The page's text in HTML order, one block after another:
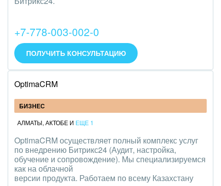
+7-778-003-002-0
ПОЛУЧИТЬ КОНСУЛЬТАЦИЮ
OptimaCRM
БИЗНЕС
АЛМАТЫ, АКТОБЕ И ЕЩЕ 1
OptimaCRM осуществляет полный комплекс услуг
по внедрению Битрикс24 (Аудит, настройка,
обучение и сопровождение). Мы специализируемся
как на облачной
версии продукта. Работаем по всему Казахстану